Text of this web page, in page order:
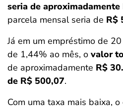
seria de
parcela mensal seria de R$
Já em um empréstimo de
de 1,44% ao mês, o valor
de aproximadamente R$
de R$ 500,07.
Com uma taxa mais baixa,